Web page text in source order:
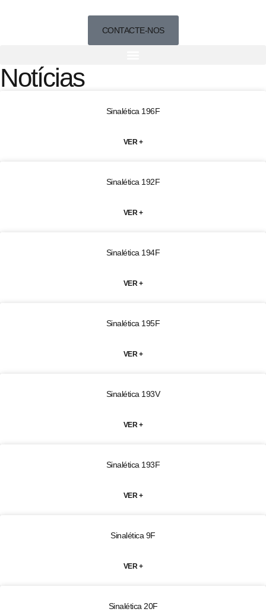
CONTACTE-NOS
Notícias
Sinalética 196F
VER +
Sinalética 192F
VER +
Sinalética 194F
VER +
Sinalética 195F
VER +
Sinalética 193V
VER +
Sinalética 193F
VER +
Sinalética 9F
VER +
Sinalética 20F